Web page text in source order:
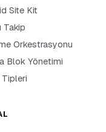
Site Kit
Takip
Orkestrasyonu
Blok Yönetimi
Tipleri